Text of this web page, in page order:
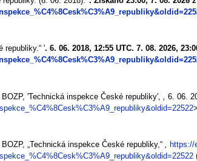
republiky.“ '. 6. 06. 2018, 12:55 UTC. 7. 08. 2026,
'Technická inspekce České republiky', 6. 06.
„Technická inspekce České republiky,“ , https://